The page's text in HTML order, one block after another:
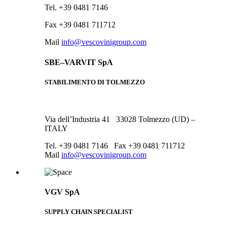
Tel. +39 0481 7146
Fax +39 0481 711712
Mail info@vescovinigroup.com
SBE–VARVIT SpA
STABILIMENTO DI TOLMEZZO
Via dell’Industria 41 33028 Tolmezzo (UD) –
ITALY
Tel. +39 0481 7146 Fax +39 0481 711712
Mail info@vescovinigroup.com
VGV SpA
SUPPLY CHAIN SPECIALIST